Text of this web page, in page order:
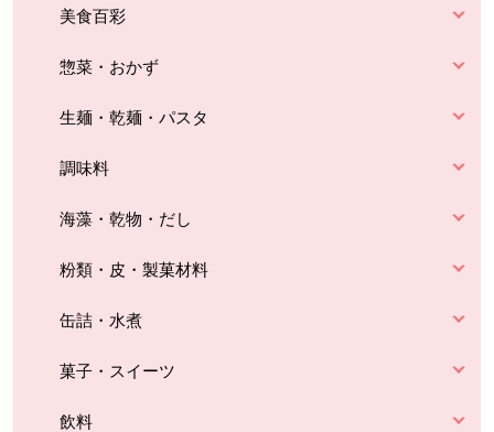
美食百彩
惣菜・おかず
生麺・乾麺・パスタ
調味料
海藻・乾物・だし
粉類・皮・製菓材料
缶詰・水煮
菓子・スイーツ
飲料